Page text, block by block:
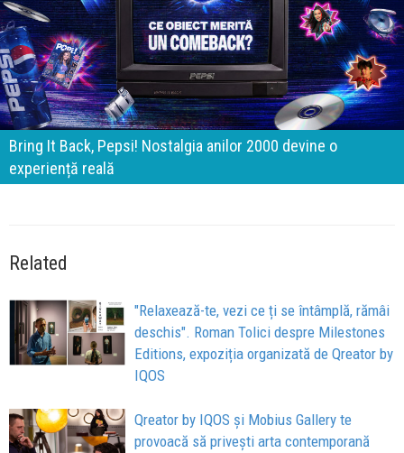
Brandurile nu mai concurează prin experiențe. Concurează
prin apartenență
Related
"Relaxează-te, vezi ce ți se întâmplă, rămâi
deschis". Roman Tolici despre Milestones
Editions, expoziția organizată de Qreator by
IQOS
Qreator by IQOS și Mobius Gallery te
provoacă să privești arta contemporană